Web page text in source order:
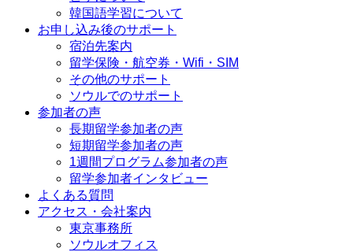
韓国語学習について
お申し込み後のサポート
宿泊先案内
留学保険・航空券・Wifi・SIM
その他のサポート
ソウルでのサポート
参加者の声
長期留学参加者の声
短期留学参加者の声
1週間プログラム参加者の声
留学参加者インタビュー
よくある質問
アクセス・会社案内
東京事務所
ソウルオフィス